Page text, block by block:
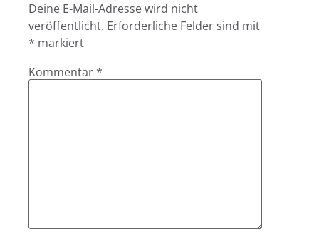
Deine E-Mail-Adresse wird nicht
veröffentlicht. Erforderliche Felder sind mit
* markiert
Kommentar *